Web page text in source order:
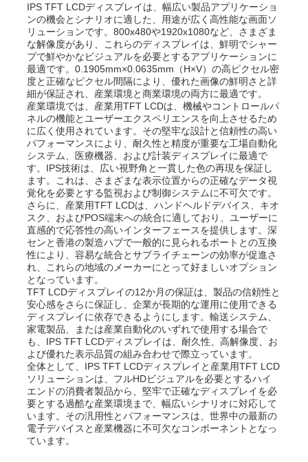
バックパネル
注文LCD表示モジュール
IPS TFT LCDディスプレイは、幅広い製品アプリケーショ
ンの機会とシナリオに適した、用途が広く高性能な画面ソ
リューションです。800x480や1920x1080など、さまざま
な解像度があり、これらのディスプレイは、鮮明でシャー
プで鮮やかなビジュアルを必要とするアプリケーションに
最適です。0.1905mm×0.0635mm（H×V）の高ピクセル密
度と正確なピクセル間隔により、優れた画像の鮮明さと詳
細が保証され、産業環境と商業環境の両方に最適です。
産業環境では、産業用TFT LCDは、機械やコントロールパ
ネルの機能とユーザーエクスペリエンスを向上させるため
に広く使用されています。その堅牢な設計と信頼性の高い
パフォーマンスにより、耐久性と精度が重要な工場自動化
システム、医療機器、および計装ディスプレイに最適で
す。IPS技術は、広い視野角と一貫した色の再現を保証し
ます。これは、さまざまな表示位置からの正確なデータ視
覚化を必要とする監視および制御システムに不可欠です。
さらに、産業用TFT LCDは、ハンドヘルドデバイス、キオ
スク、およびPOS端末への統合に適しており、ユーザーに
直感的で応答性の高いインターフェースを提供します。深
センと香港の製造ハブで一般的に見られるポートとの互換
性により、容易な統合とサプライチェーンの効率が促進さ
れ、これらの地域のメーカーにとって好ましいオプション
となっています。
TFT LCDディスプレイの12か月の保証は、製品の信頼性と
安心感をさらに保証し、企業が長期的な運用に使用できる
ディスプレイに依存できるようにします。輸送システム、
家電製品、または産業自動化のいずれで使用する場合で
も、IPS TFT LCDディスプレイは、耐久性、高解像度、お
よび優れた表示品質の組み合わせで際立っています。
全体として、IPS TFT LCDディスプレイと産業用TFT LCD
ソリューションは、フルHDビジュアルを必要とするハイ
エンドの消費者製品から、堅牢で正確なディスプレイを必
要とする過酷な産業環境まで、幅広いシナリオに対応して
います。その汎用性とパフォーマンスは、世界中の最新の
電子デバイスと産業機器に不可欠なコンポーネントとなっ
ています。